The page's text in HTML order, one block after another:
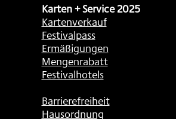
Karten + Service 2025
Kartenverkauf
Festivalpass
Ermäßigungen
Mengenrabatt
Festivalhotels
Barrierefreiheit
Hausordnung